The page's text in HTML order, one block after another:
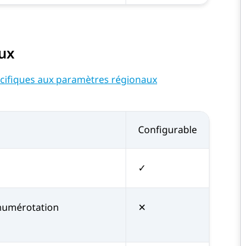
aux paramètres régionaux
Configurable
✓
✕